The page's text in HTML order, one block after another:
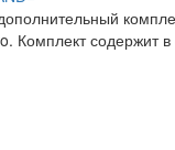
Комплект содержит в